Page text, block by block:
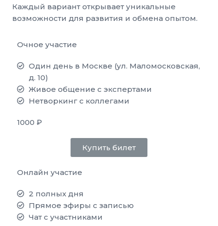
Каждый вариант открывает уникальные
возможности для развития и обмена опытом.
Очное участие
Один день в Москве (ул. Маломосковская,
д. 10)
Живое общение с экспертами
Нетворкинг с коллегами
1000 ₽
Купить билет
Онлайн участие
2 полных дня
Прямое эфиры с записью
Чат с участниками